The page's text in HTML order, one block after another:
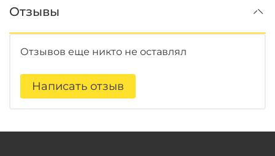
Отзывы
Отзывов еще никто не оставлял
Написать отзыв